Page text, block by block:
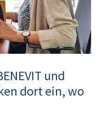
und
dort ein, wo